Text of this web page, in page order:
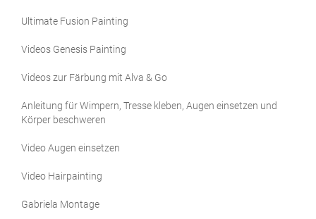
Ultimate Fusion Painting
Videos Genesis Painting
Videos zur Färbung mit Alva & Go
Anleitung für Wimpern, Tresse kleben, Augen einsetzen und
Körper beschweren
Video Augen einsetzen
Video Hairpainting
Gabriela Montage